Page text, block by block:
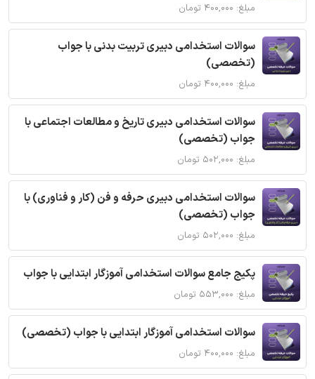
مبلغ: ۴۰۰,۰۰۰ تومان
سوالات استخدامی دبیری تربیت بدنی با جواب
(تخصصی)
مبلغ: ۴۰۰,۰۰۰ تومان
سوالات استخدامی دبیری تاریخ و مطالعات اجتماعی با
جواب (تخصصی)
مبلغ: ۵۰۲,۰۰۰ تومان
سوالات استخدامی دبیری حرفه و فن (کار و فناوری) با
جواب (تخصصی)
مبلغ: ۵۰۲,۰۰۰ تومان
پکیج جامع سوالات استخدامی آموزگار ابتدایی با جواب
مبلغ: ۵۵۳,۰۰۰ تومان
سوالات استخدامی آموزگار ابتدایی با جواب (تخصصی)
مبلغ: ۴۰۰,۰۰۰ تومان